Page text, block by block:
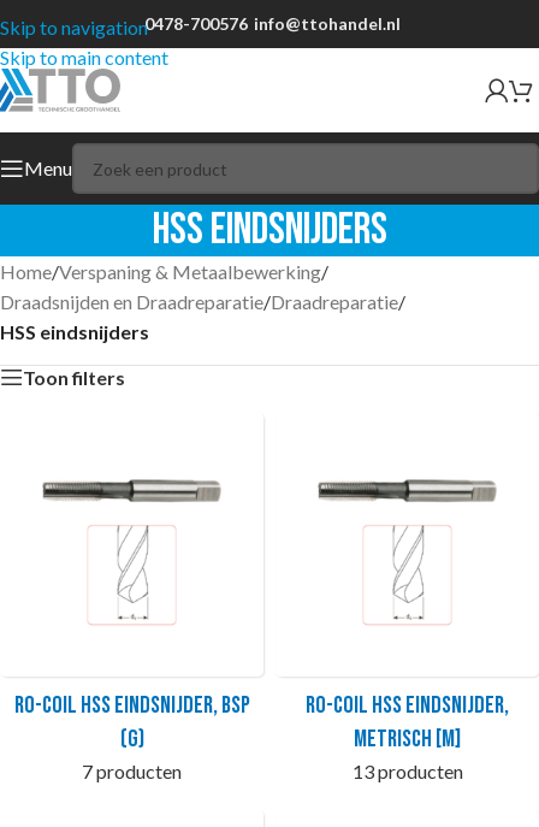
Skip to navigation
Skip to main content
0478-700576 info@ttohandel.nl
Menu
HSS eindsnijders
Home/Verspaning & Metaalbewerking/
Draadsnijden en Draadreparatie/Draadreparatie/
HSS eindsnijders
Toon filters
Ro-Coil HSS Eindsnijder, BSP
(G)
7 producten
Ro-Coil HSS Eindsnijder,
metrisch [M]
13 producten